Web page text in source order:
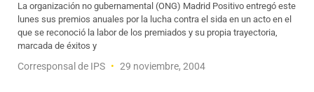
La organización no gubernamental (ONG) Madrid Positivo entregó este
lunes sus premios anuales por la lucha contra el sida en un acto en el
que se reconoció la labor de los premiados y su propia trayectoria,
marcada de éxitos y
Corresponsal de IPS 29 noviembre, 2004